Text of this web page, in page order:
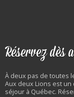
Réservez dès
À deux pas de toutes
Aux deux Lions est
séjour à Québec.